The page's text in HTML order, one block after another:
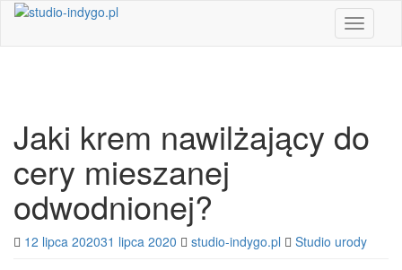
Skip
main
Toggle
Jaki krem nawilżający do
cery mieszanej
odwodnionej?
12 lipca 202031 lipca 2020 studio-indygo.pl Studio urody